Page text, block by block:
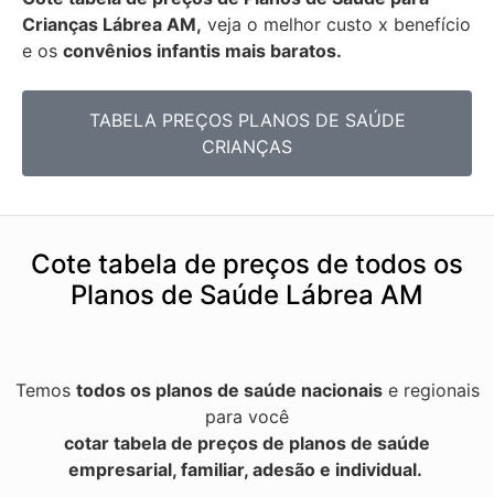
Crianças Lábrea AM, veja o melhor custo x benefício
e os convênios infantis mais baratos.
TABELA PREÇOS PLANOS DE SAÚDE
CRIANÇAS
Cote tabela de preços de todos os
Planos de Saúde Lábrea AM
Temos todos os planos de saúde nacionaise regionais
para você
cotar tabela de preços de planos de saúde
empresarial, familiar, adesão e individual.